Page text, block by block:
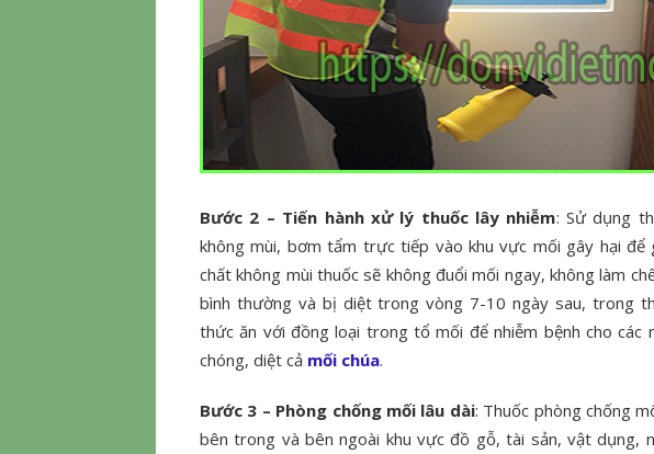
Bước 2 – Tiến hành xử lý thuốc lây nhiễm: Sử dụng
không mùi, bơm tẩm trực tiếp vào khu vực mối gây hại để
chất không mùi thuốc sẽ không đuổi mối ngay, không làm
bình thường và bị diệt trong vòng 7-10 ngày sau, trong
thức ăn với đồng loại trong tổ mối để nhiễm bệnh cho các
chóng, diệt cả mối chúa.
Bước 3 – Phòng chống mối lâu dài: Thuốc phòng chống
bên trong và bên ngoài khu vực đồ gỗ, tài sản, vật dụng,